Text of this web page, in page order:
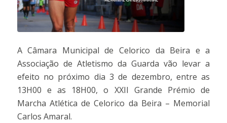
A Câmara Municipal de Celorico da Beira e a
Associação de Atletismo da Guarda vão levar a
efeito no próximo dia 3 de dezembro, entre as
13H00 e as 18H00, o XXII Grande Prémio de
Marcha Atlética de Celorico da Beira – Memorial
Carlos Amaral.